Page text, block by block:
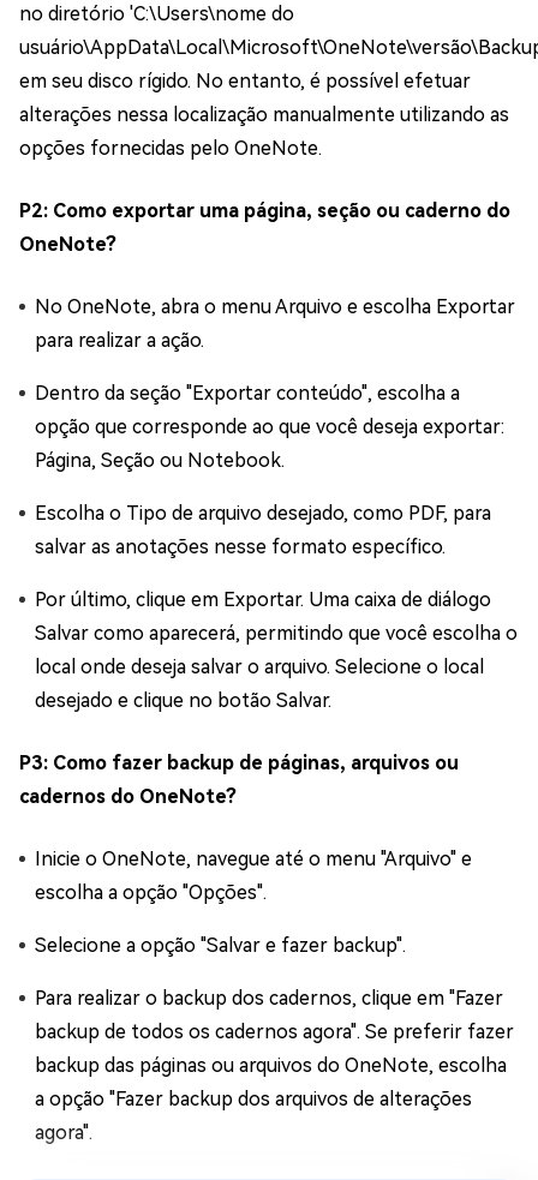
no diretório 'C:\Users\nome do
em seu disco rígido. No entanto, é possível efetuar
alterações nessa localização manualmente utilizando as
opções fornecidas pelo OneNote.
P2: Como exportar uma página, seção ou caderno do
OneNote?
No OneNote, abra o menu Arquivo e escolha Exportar
para realizar a ação.
Dentro da seção "Exportar conteúdo", escolha a
opção que corresponde ao que você deseja exportar:
Página, Seção ou Notebook.
Escolha o Tipo de arquivo desejado, como PDF, para
salvar as anotações nesse formato específico.
Por último, clique em Exportar. Uma caixa de diálogo
Salvar como aparecerá, permitindo que você escolha o
local onde deseja salvar o arquivo. Selecione o local
desejado e clique no botão Salvar.
P3: Como fazer backup de páginas, arquivos ou
cadernos do OneNote?
Inicie o OneNote, navegue até o menu "Arquivo" e
escolha a opção "Opções".
Selecione a opção "Salvar e fazer backup".
Para realizar o backup dos cadernos, clique em "Fazer
backup de todos os cadernos agora". Se preferir fazer
backup das páginas ou arquivos do OneNote, escolha
a opção "Fazer backup dos arquivos de alterações
agora".